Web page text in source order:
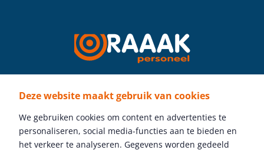
Deze website maakt gebruik van cookies
We gebruiken cookies om content en advertenties te
personaliseren, social media-functies aan te bieden en
het verkeer te analyseren. Gegevens worden gedeeld
Volg ons